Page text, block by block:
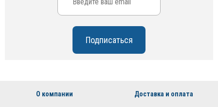
О компании Доставка и оплата